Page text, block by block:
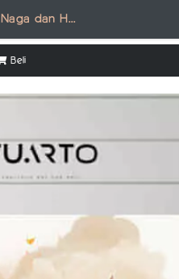
Wall Decor Naga dan Hewan Fantasi BC018
Beli